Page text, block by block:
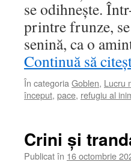
se odihnește.
printre frunze,
senină, ca o
Continuă să
În categoria Goblen, Lucru
început, pace, refugiu al
Crini și
Publicat în 16 octombrie